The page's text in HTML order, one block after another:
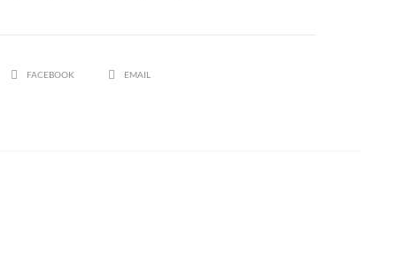
SHAREFACEBOOK EMAIL